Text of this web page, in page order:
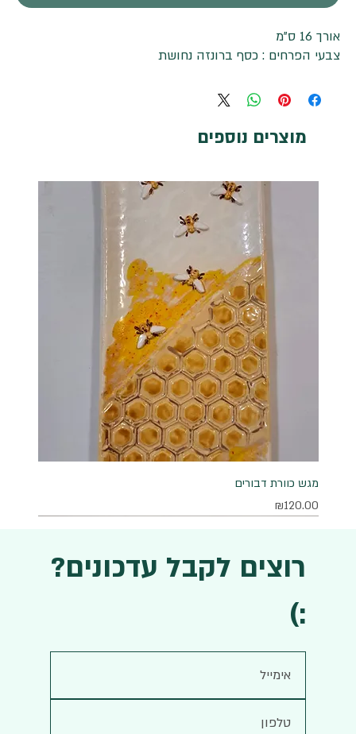
אורך 16 ס"מ
צבעי הפרחים : כסף ברונזה נחושת
מוצרים נוספים
מגש כוורת דבורים
מחיר
₪120.00
רוצים לקבל עדכונים?
:)